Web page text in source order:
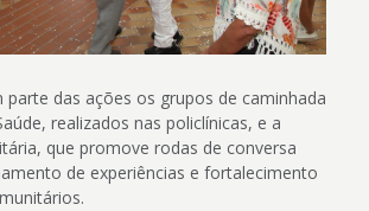
parte das ações os grupos de caminhada
realizados nas policlínicas, e a
que promove rodas de conversa
de experiências e fortalecimento